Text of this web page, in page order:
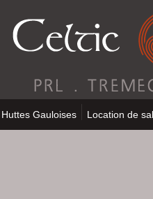
Huttes Gauloises Location de